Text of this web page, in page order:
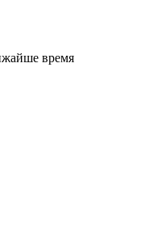
время